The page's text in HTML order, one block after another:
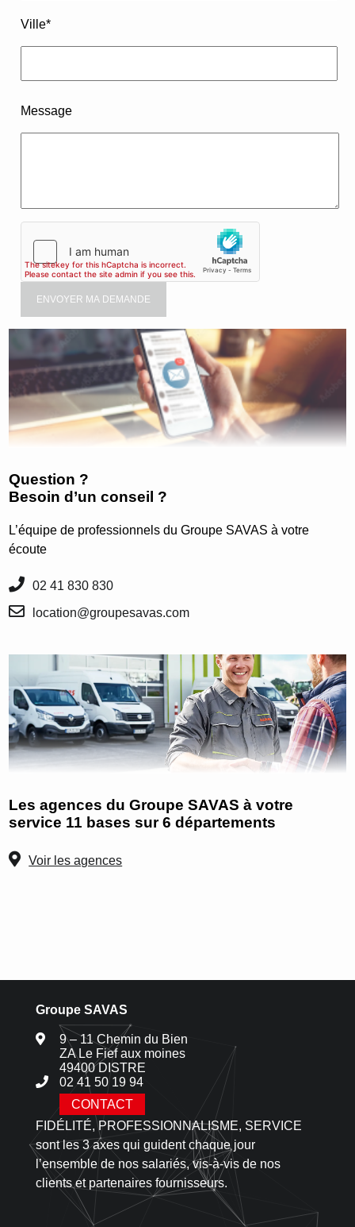
Ville*
Message
Question ?
Besoin d’un conseil ?
L’équipe de professionnels du Groupe SAVAS à votre
écoute
02 41 830 830
location@groupesavas.com
Les agences du Groupe SAVAS à votre
service 11 bases sur 6 départements
Voir les agences
Groupe SAVAS
9 – 11 Chemin du Bien
ZA Le Fief aux moines
49400 DISTRE
02 41 50 19 94
CONTACT
FIDÉLITÉ, PROFESSIONNALISME, SERVICE
sont les 3 axes qui guident chaque jour
l’ensemble de nos salariés, vis-à-vis de nos
clients et partenaires fournisseurs.